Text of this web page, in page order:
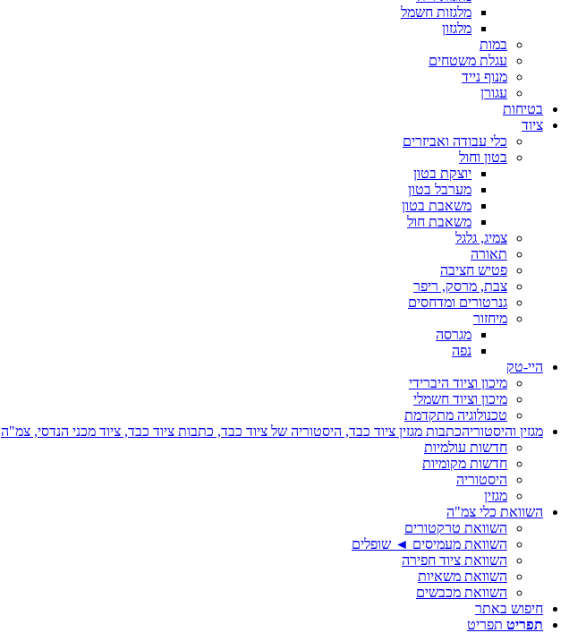
מלגזות חשמל
מלגזון
במות
עגלת משטחים
מנוף נייד
עגורן
בטיחות
ציוד
כלי עבודה ואביזרים
בטון וחול
יוצקת בטון
מערבל בטון
משאבת בטון
משאבת חול
צמיג, גלגל
תאורה
פטיש חציבה
צבת, מרסק, ריפר
גנרטורים ומדחסים
מיחזור
מגרסה
נפה
היי-טק
מיכון וציוד היברידי
מיכון וציוד חשמלי
טכנולוגיה מתקדמת
מגזין והיסטוריהכתבות מגזין ציוד כבד, היסטוריה של ציוד כבד, כתבות ציוד כבד, ציוד מכני הנדסי, צמ"ה
חדשות עולמיות
חדשות מקומיות
היסטוריה
מגזין
השוואת כלי צמ"ה
השוואת טרקטורים
השוואת מעמיסים ◄ שופלים
השוואת ציוד חפירה
השוואת משאיות
השוואת מכבשים
חיפוש באתר
תפריט תפריט